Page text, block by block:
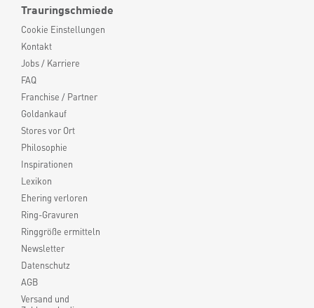
Trauringschmiede
Cookie Einstellungen
Kontakt
Jobs / Karriere
FAQ
Franchise / Partner
Goldankauf
Stores vor Ort
Philosophie
Inspirationen
Lexikon
Ehering verloren
Ring-Gravuren
Ringgröße ermitteln
Newsletter
Datenschutz
AGB
Versand und